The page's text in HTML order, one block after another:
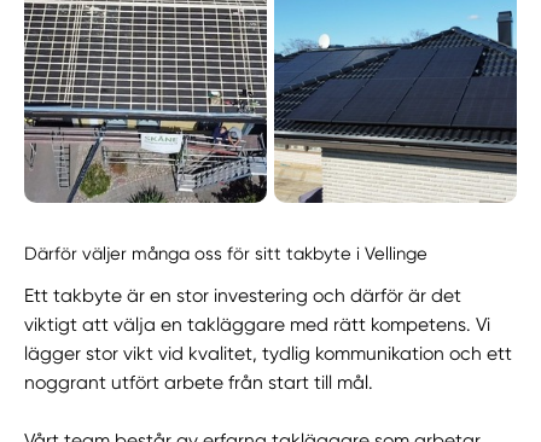
Därför väljer många oss för sitt takbyte i Vellinge
Ett takbyte är en stor investering och därför är det
viktigt att välja en takläggare med rätt kompetens. Vi
lägger stor vikt vid kvalitet, tydlig kommunikation och ett
noggrant utfört arbete från start till mål.